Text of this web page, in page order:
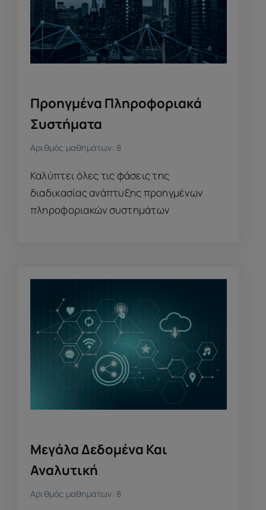
Προηγμένα Πληροφοριακά
Συστήματα
Αριθμός μαθημάτων: 8
Καλύπτει όλες τις φάσεις της
διαδικασίας ανάπτυξης προηγμένων
πληροφοριακών συστημάτων
Μεγάλα Δεδομένα Και
Αναλυτική
Αριθμός μαθημάτων: 8